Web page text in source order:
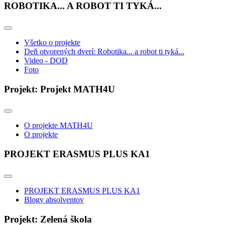
ROBOTIKA... A ROBOT TI TYKÁ...
Všetko o projekte
Deň otvorených dverí: Robotika... a robot ti tyká...
Video - DOD
Foto
Projekt: Projekt MATH4U
O projekte MATH4U
O projekte
PROJEKT ERASMUS PLUS KA1
PROJEKT ERASMUS PLUS KA1
Blogy absolventov
Projekt: Zelená škola